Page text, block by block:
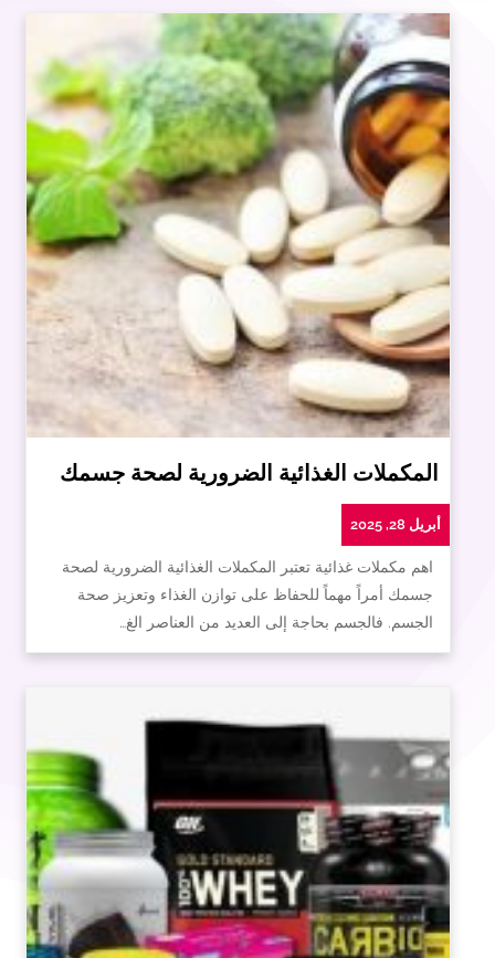
المكملات الغذائية الضرورية لصحة جسمك
أبريل 28, 2025
اهم مكملات غذائية تعتبر المكملات الغذائية الضرورية لصحة
جسمك أمراً مهماً للحفاظ على توازن الغذاء وتعزيز صحة
الجسم. فالجسم بحاجة إلى العديد من العناصر الغ…